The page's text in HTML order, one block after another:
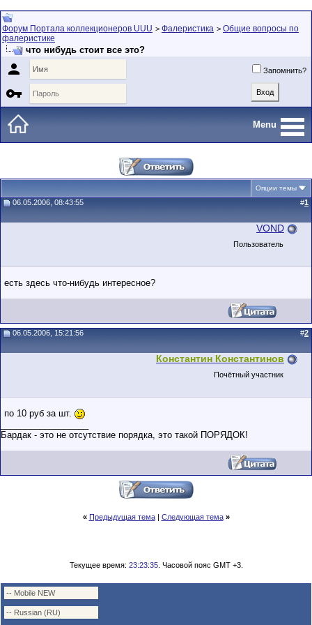
Форум Портала коллекционеров UUU > Фалеристика > Общие вопросы по
фалеристике
что нибудь стоит все это?
 Запомнить?

Menu
Опции темы
06.05.2006, 08:43:55 #1
VOND
Пользователь
есть здесь что-нибудь интересное?
06.05.2006, 15:21:56 #2
Константин Константинов
Почётный участник
по 10 руб за шт.
Бардак - это не отсутствие порядка, это такой ПОРЯДОК!
« Предыдущая тема| Следующая тема »
Текущее время: 23:23:35. Часовой пояс GMT +3.